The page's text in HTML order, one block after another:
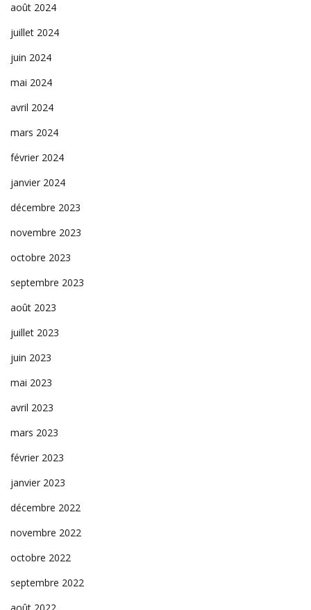
août 2024
juillet 2024
juin 2024
mai 2024
avril 2024
mars 2024
février 2024
janvier 2024
décembre 2023
novembre 2023
octobre 2023
septembre 2023
août 2023
juillet 2023
juin 2023
mai 2023
avril 2023
mars 2023
février 2023
janvier 2023
décembre 2022
novembre 2022
octobre 2022
septembre 2022